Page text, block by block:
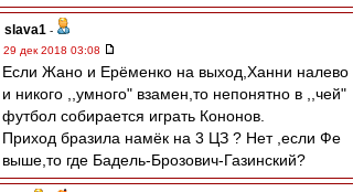
slava1 -
29 дек 2018 03:08
Если Жано и Ерёменко на выход,Ханни налево
и никого ,,умного" взамен,то непонятно в ,,чей"
футбол собирается играть Кононов.
Приход бразила намёк на 3 ЦЗ ? Нет ,если Фе
выше,то где Бадель-Брозович-Газинский?